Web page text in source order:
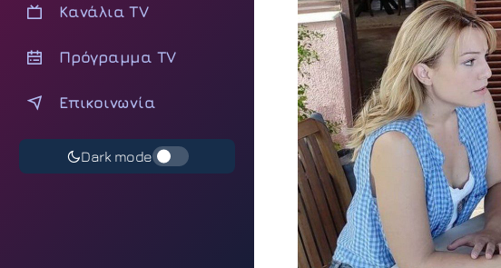
Κανάλια TV
Πρόγραμμα TV
Επικοινωνία
Dark mode